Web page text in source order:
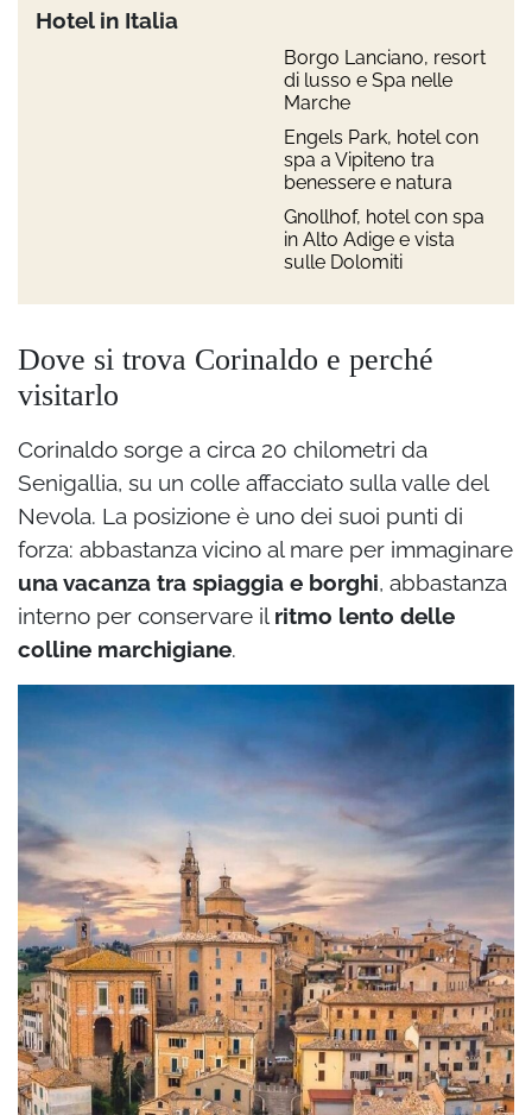
Hotel in Italia
Borgo Lanciano, resort
di lusso e Spa nelle
Marche
Engels Park, hotel con
spa a Vipiteno tra
benessere e natura
Gnollhof, hotel con spa
in Alto Adige e vista
sulle Dolomiti
Dove si trova Corinaldo e perché
visitarlo
Corinaldo sorge a circa 20 chilometri da
Senigallia, su un colle affacciato sulla valle del
Nevola. La posizione è uno dei suoi punti di
forza: abbastanza vicino al mare per immaginare
una vacanza tra spiaggia e borghi, abbastanza
interno per conservare il ritmo lento delle
colline marchigiane.